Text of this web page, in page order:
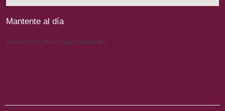
Mantente al día
[newsletter_form type="minimal"]